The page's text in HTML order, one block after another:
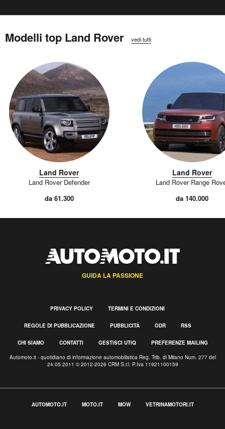
Modelli top Land Rover vedi tutti
Land Rover
Land Rover Defender
da 61.300
Land Rover
Land Rover Range
da 140.000
GUIDA LA PASSIONE
PRIVACY POLICY TERMINI E CONDIZIONI
REGOLE DI PUBBLICAZIONE PUBBLICITÀ ODR RSS
CHI SIAMO CONTATTI GESTISCI UTIQ PREFERENZE MAILING
Automoto.it - quotidiano di informazione automobilistica Reg. Trib. di Milano Num. 277 del
24.05.2011 © 2012-2026 CRM S.r.l. P.Iva 11921100159
AUTOMOTO.IT MOTO.IT MOW VETRINAMOTORI.IT